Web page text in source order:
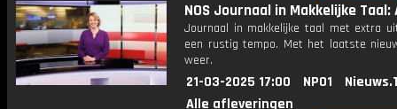
NOS Journaal in Makkelijke
Journaal in makkelijke taal met extra
een rustig tempo. Met het laatste
weer.
21-03-2025 17:00 NPO1
Alle afleveringen